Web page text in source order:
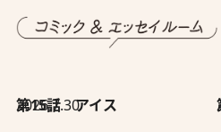
2026.7.30
第15話 アイス